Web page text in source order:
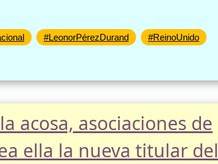
#LeonorPérezDurand #ReinoUnido
acosa, asociaciones de
ella la nueva titular del